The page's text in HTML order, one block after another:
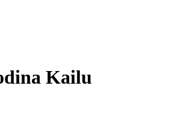
Kailu